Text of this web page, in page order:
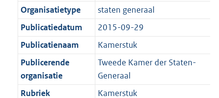
Organisatietype
staten generaal
Publicatiedatum
2015-09-29
Publicatienaam
Kamerstuk
Publicerende
organisatie
Tweede Kamer der Staten-
Generaal
Rubriek
Kamerstuk